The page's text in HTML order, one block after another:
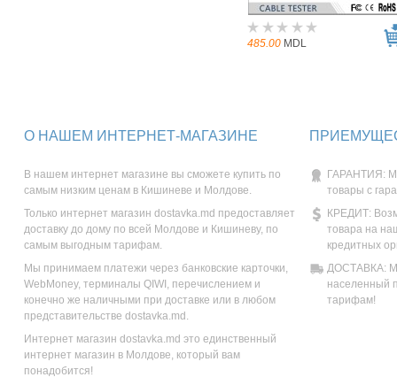
485.00 MDL
О НАШЕМ ИНТЕРНЕТ-МАГАЗИНЕ
В нашем интернет магазине вы сможете купить по
самым низким ценам в Кишиневе и Молдове.
Только интернет магазин dostavka.md предоставляет
доставку до дому по всей Молдове и Кишиневу, по
самым выгодным тарифам.
Мы принимаем платежи через банковские карточки,
WebMoney, терминалы QIWI, перечислением и
конечно же наличными при доставке или в любом
представительстве dostavka.md.
Интернет магазин dostavka.md это единственный
интернет магазин в Молдове, который вам
понадобится!
ГАРАНТИЯ:
товары с
КРЕДИТ:
товара на
кредитных
ДОСТАВКА:
населенный
тарифам!